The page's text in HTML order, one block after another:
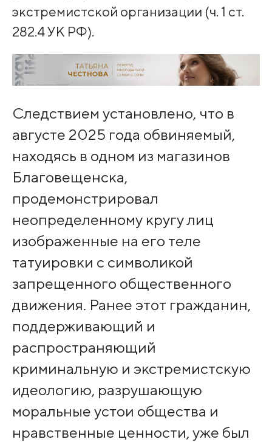
экстремистской организации (ч. 1 ст.
282.4 УК РФ).
Следствием установлено, что в
августе 2025 года обвиняемый,
находясь в одном из магазинов
Благовещенска,
продемонстрировал
неопределенному кругу лиц
изображенные на его теле
татуировки с символикой
запрещенного общественного
движения. Ранее этот гражданин,
поддерживающий и
распространяющий
криминальную и экстремистскую
идеологию, разрушающую
моральные устои общества и
нравственные ценности, уже был